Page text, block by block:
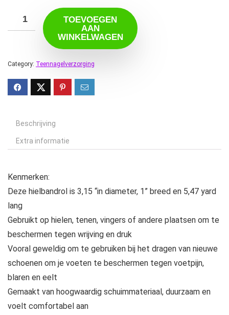
TOEVOEGEN
AAN
WINKELWAGEN
Category: Teennagelverzorging
Beschrijving
Extra informatie
Kenmerken:
Deze hielbandrol is 3,15 “in diameter, 1” breed en 5,47 yard
lang
Gebruikt op hielen, tenen, vingers of andere plaatsen om te
beschermen tegen wrijving en druk
Vooral geweldig om te gebruiken bij het dragen van nieuwe
schoenen om je voeten te beschermen tegen voetpijn,
blaren en eelt
Gemaakt van hoogwaardig schuimmateriaal, duurzaam en
voelt comfortabel aan